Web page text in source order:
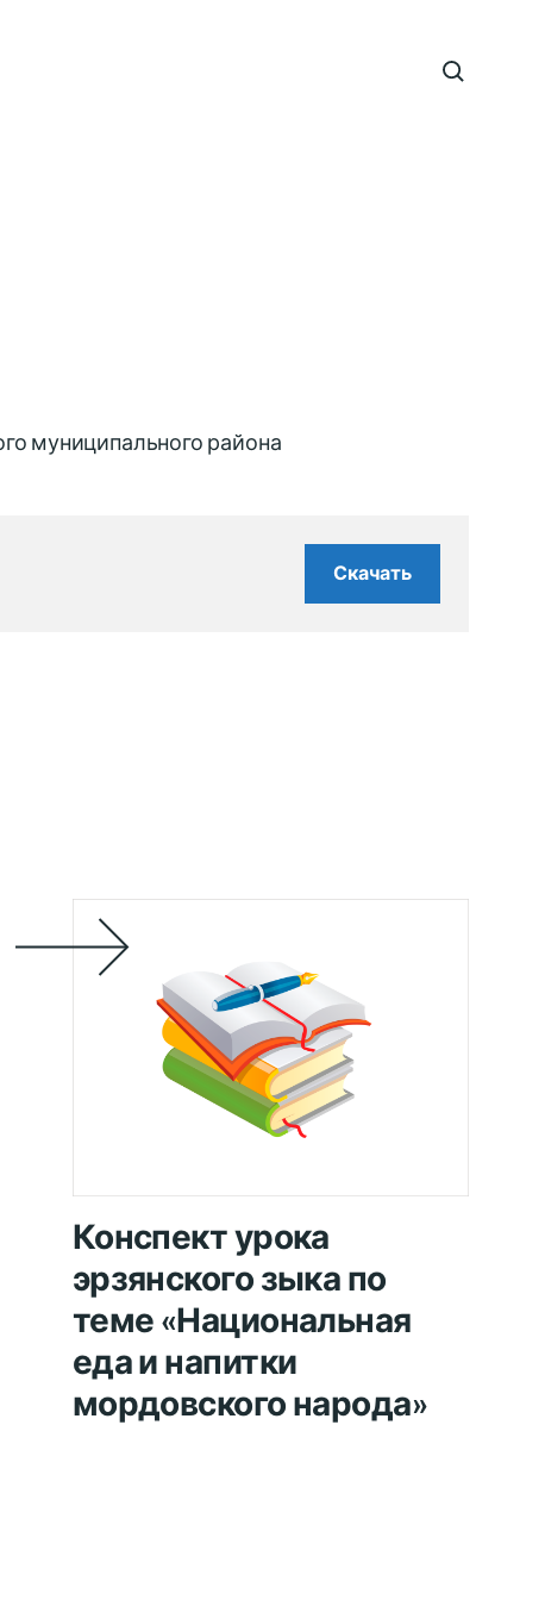
муниципального района
Скачать
Конспект урока
эрзянского зыка по
теме «Национальная
еда и напитки
мордовского народа»